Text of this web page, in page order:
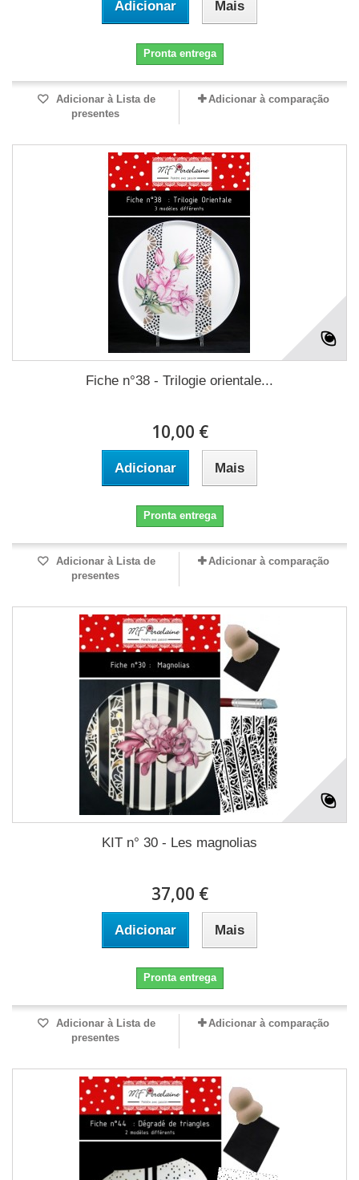
Adicionar Mais
Pronta entrega
Adicionar à Lista de
presentes
Adicionar à comparação
Fiche n°38 - Trilogie orientale...
10,00 €
Adicionar Mais
Pronta entrega
Adicionar à Lista de
presentes
Adicionar à comparação
KIT n° 30 - Les magnolias
37,00 €
Adicionar Mais
Pronta entrega
Adicionar à Lista de
presentes
Adicionar à comparação